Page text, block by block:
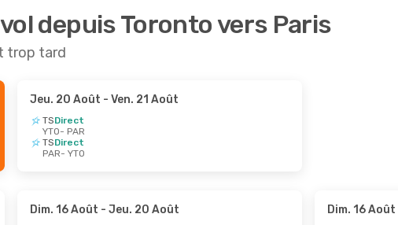
depuis Toronto vers Paris
trop tard
Jeu. 20 Août - Ven. 21 Août
TSDirect
YTO- PAR
TSDirect
PAR- YTO
Dim. 16 Août - Jeu. 20 Août Dim. 16 Août